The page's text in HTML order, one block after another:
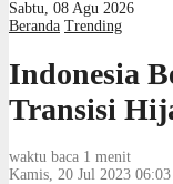
Sabtu, 08 Agu 2026
Beranda Trending
Indonesia
Transisi
waktu baca 1 menit
Kamis, 20 Jul 2023 06:03